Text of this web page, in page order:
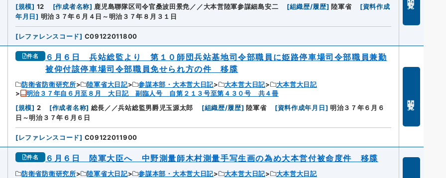
[規模] 12 [作成者名称] 鹿児島聯隊区司令官桑波田景尭／／大本営陸軍参謀細島安二 [組織歴/履歴] 陸軍省 [資料作成
年月日] 明治３７年６月４日～明治３７年８月３１日
[レファレンスコード] C09122011800
件名
６月６日 兵站総監より 第１０師団兵站基地司令部職員に姫路停車場司令部職員兼勤
被仰付該停車場司令部職員免せられ方の件 移牒
防衛省防衛研究所 陸軍省大日記 参謀本部・大本営大日記 大本営大日記
大本営大日記
明治３７年自６月至８月 大日記 副臨人号 自第２１３号至第４３０号 共４冊
[規模] 2 [作成者名称] 総長／／兵站総監男爵児玉源太郎 [組織歴/履歴] 陸軍省 [資料作成年月日] 明治３７年６月６
日～明治３７年６月６日
[レファレンスコード] C09122011900
件名 ６月６日 陸軍大臣へ 中野測量師木村測量手写生画の為め大本営付被命度件 移牒
防衛省防衛研究所 陸軍省大日記 参謀本部・大本営大日記 大本営大日記
大本営大日記